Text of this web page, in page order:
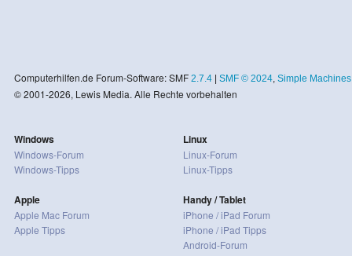
Computerhilfen.de Forum-Software: SMF 2.7.4| SMF © 2024, Simple Machines
© 2001-2026, Lewis Media. Alle Rechte vorbehalten
Windows
Windows-Forum
Windows-Tipps
Apple
Apple Mac Forum
Apple Tipps
Linux
Linux-Forum
Linux-Tipps
Handy / Tablet
iPhone / iPad Forum
iPhone / iPad Tipps
Android-Forum